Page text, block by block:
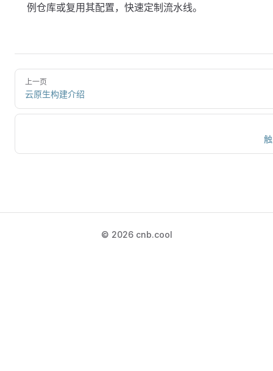
例仓库或复用其配置，快速定制流水线。
上一页
云原生构建介绍
© 2026 cnb.cool